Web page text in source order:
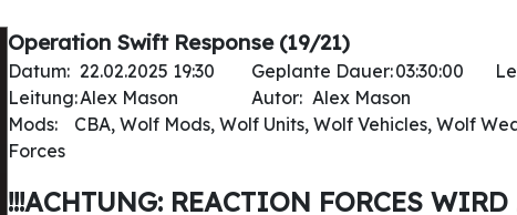
Operation Swift Response (19/21)
Datum: 22.02.2025 19:30 Geplante Dauer:03:30:00
Leitung:Alex Mason Autor: Alex Mason
Mods:
CBA, Wolf Mods, Wolf Units, Wolf Vehicles, Wolf
Forces
!!!ACHTUNG: REACTION FORCES